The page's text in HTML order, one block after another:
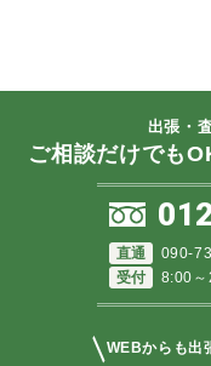
出張・
ご相談だけでも
直通
090-
受付
8:00～
＼WEBからも出